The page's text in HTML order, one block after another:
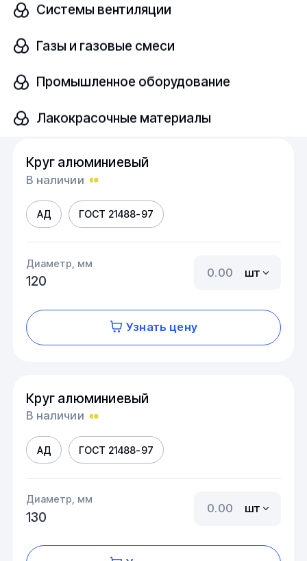
Системы вентиляции
Газы и газовые смеси
Промышленное оборудование
Лакокрасочные материалы
12
Узнать цену
Круг алюминиевый
В наличии
АД ГОСТ 21488-97
Диаметр, мм
120
шт
Узнать цену
Круг алюминиевый
В наличии
АД ГОСТ 21488-97
Диаметр, мм
130
шт